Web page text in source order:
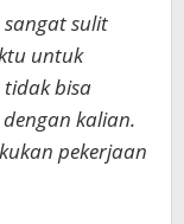
sulit
untuk
bisa
kalian.
pekerjaan